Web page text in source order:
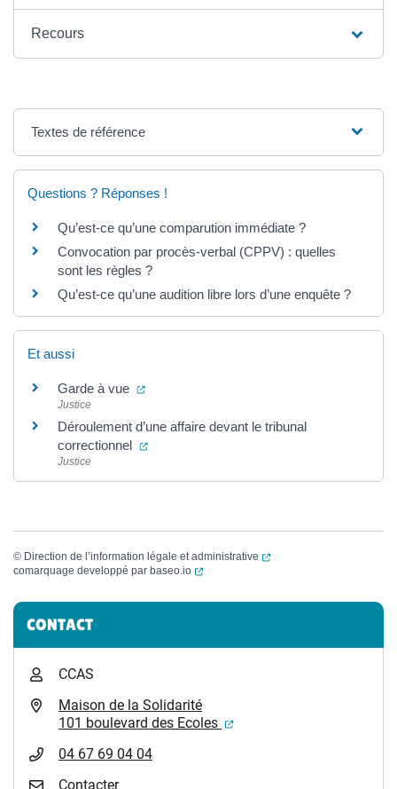
Recours
Textes de référence
Questions ? Réponses !
Qu’est-ce qu’une comparution immédiate ?
Convocation par procès-verbal (CPPV) : quelles
sont les règles ?
Qu’est-ce qu’une audition libre lors d’une enquête ?
Et aussi
Garde à vue (ouverture dans un nouvel onglet)
Justice
Déroulement d’une affaire devant le tribunal
correctionnel
(ouverture dans un nouvel onglet)
Justice
© Direction de l’information légale et administrative
(ouverture dans un
comarquage developpé par baseo.io (ouverture dans un nouvel onglet)
Informations complémentaires
CONTACT
CCAS
Maison de la Solidarité
101 boulevard des Ecoles
(ouverture dans un
04 67 69 04 04
Contacter